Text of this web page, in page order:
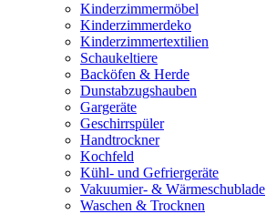
Kinderzimmermöbel
Kinderzimmerdeko
Kinderzimmertextilien
Schaukeltiere
Backöfen & Herde
Dunstabzugshauben
Gargeräte
Geschirrspüler
Handtrockner
Kochfeld
Kühl- und Gefriergeräte
Vakuumier- & Wärmeschublade
Waschen & Trocknen